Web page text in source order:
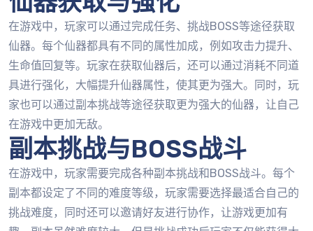
在游戏中，玩家可以通过完成任务、挑战BOSS等途径获取
仙器。每个仙器都具有不同的属性加成，例如攻击力提升、
生命值回复等。玩家在获取仙器后，还可以通过消耗不同道
具进行强化，大幅提升仙器属性，使其更为强大。同时，玩
家也可以通过副本挑战等途径获取更为强大的仙器，让自己
在游戏中更加无敌。
副本挑战与BOSS战斗
在游戏中，玩家需要完成各种副本挑战和BOSS战斗。每个
副本都设定了不同的难度等级，玩家需要选择最适合自己的
挑战难度，同时还可以邀请好友进行协作，让游戏更加有